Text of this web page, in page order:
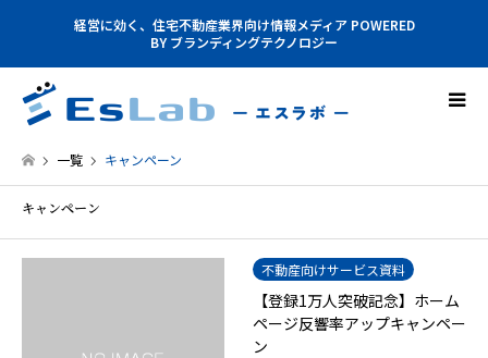
経営に効く、住宅不動産業界向け情報メディア POWERED
BY ブランディングテクノロジー
一覧 キャンペーン
キャンペーン
不動産向けサービス資料
【登録1万人突破記念】ホーム
ページ反響率アップキャンペー
ン